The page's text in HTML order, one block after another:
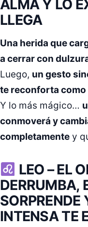
ALMA Y LO
LLEGA
Una herida que
a cerrar con
Luego, un gesto
te reconforta como
Y lo más mágico…
conmoverá y
completamente y
LEO –EL
DERRUMBA,
INTENSA TE